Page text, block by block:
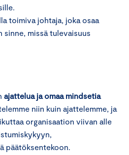
toimiva johtaja, joka osaa
sinne, missä tulevaisuus
ajattelua ja omaa mindsetia
niin kuin ajattelemme, ja
organisaation viivan alle
päätöksentekoon.